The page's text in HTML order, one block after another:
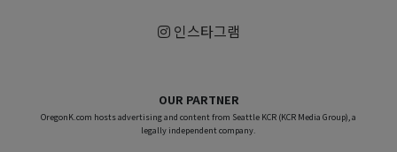
인스타그램
OUR PARTNER
OregonK.com hosts advertising and content from Seattle KCR (KCR Media Group), a
legally independent company.